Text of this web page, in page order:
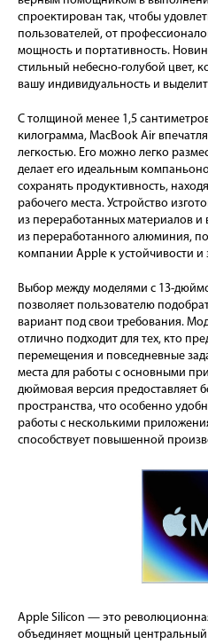
спроектирован так, чтобы
пользователей, от
мощность и портативность.
стильный небесно-голубой цвет,
вашу индивидуальность и
С толщиной менее 1,5
килограмма, MacBook Air
легкостью. Его можно легко
делает его идеальным
сохранять продуктивность,
рабочего места. Устройство
из переработанных материалов
из переработанного алюминия,
компании Apple к устойчивости
Выбор между моделями с 13-
позволяет пользователю
вариант под свои требования.
отлично подходит для тех, кто
перемещения и повседневные
места для работы с основными
дюймовая версия предоставляет
пространства, что особенно
работы с несколькими
способствует повышенной
Apple Silicon — это
объединяет мощный